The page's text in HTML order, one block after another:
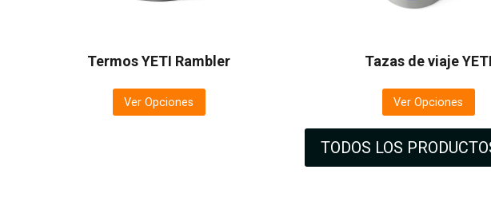
Termos YETI Rambler
Ver Opciones
Tazas de viaje YETI
Ver Opciones
TODOS LOS